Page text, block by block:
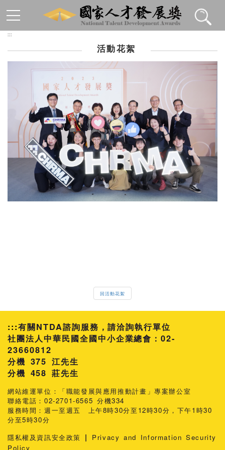
:::
活動花絮
回活動花絮
:::有關NTDA諮詢服務，請洽詢執行單位
社團法人中華民國全國中小企業總會：02-
23660812
分機 375 江先生
458 莊先生
網站維運單位：「職能發展與應用推動計畫」專案辦公室
聯絡電話：02-2701-6565 分機334
服務時間：週一至週五 上午8時30分至12時30分，下午1時30
分至5時30分
隱私權及資訊安全政策 |
Privacy and Information Security
Policy